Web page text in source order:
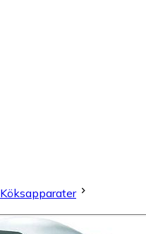
Köksapparater